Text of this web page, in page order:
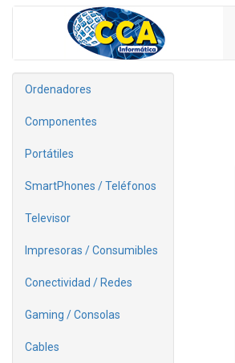
Ordenadores
Componentes
Portátiles
SmartPhones / Teléfonos
Televisor
Impresoras / Consumibles
Conectividad / Redes
Gaming / Consolas
Cables